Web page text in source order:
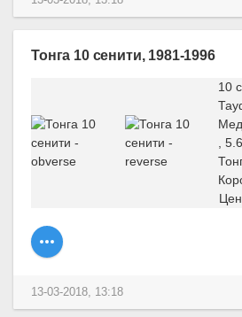
Тонга 10 сенити, 1981-1996
10
,
13-03-2018, 13:18